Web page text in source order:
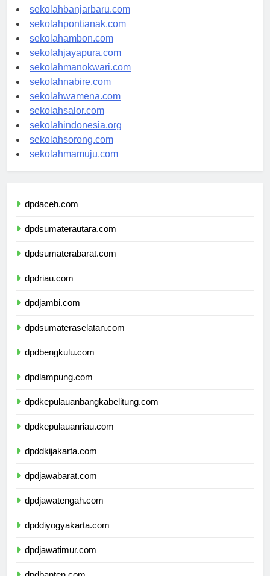
sekolahpalangkaraya.com
sekolahbanjarbaru.com
sekolahpontianak.com
sekolahambon.com
sekolahjayapura.com
sekolahmanokwari.com
sekolahnabire.com
sekolahwamena.com
sekolahsalor.com
sekolahindonesia.org
sekolahsorong.com